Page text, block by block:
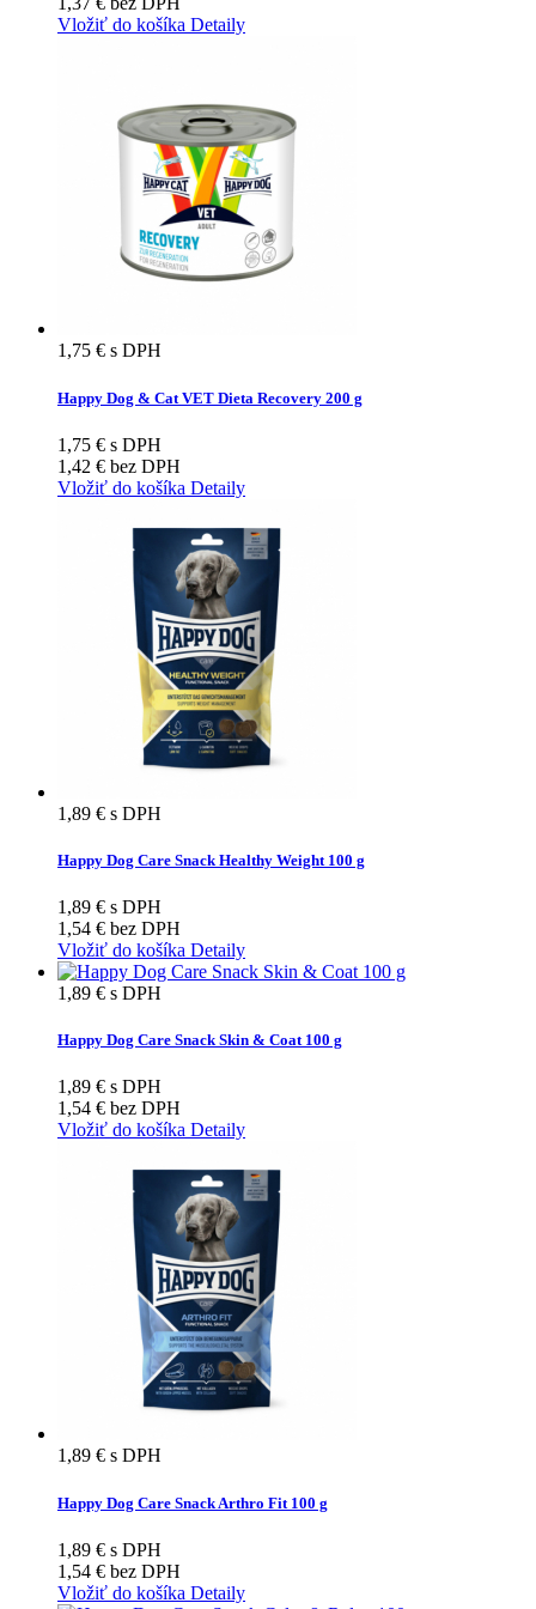
Vložiť do košíka Detaily
1,75 € s DPH
Happy Dog & Cat VET Dieta Recovery 200 g
1,75 € s DPH
1,42 € bez DPH
Vložiť do košíka Detaily
1,89 € s DPH
Happy Dog Care Snack Healthy Weight 100 g
1,89 € s DPH
1,54 € bez DPH
Vložiť do košíka Detaily
1,89 € s DPH
Happy Dog Care Snack Skin & Coat 100 g
1,89 € s DPH
1,54 € bez DPH
Vložiť do košíka Detaily
1,89 € s DPH
Happy Dog Care Snack Arthro Fit 100 g
1,89 € s DPH
1,54 € bez DPH
Vložiť do košíka Detaily